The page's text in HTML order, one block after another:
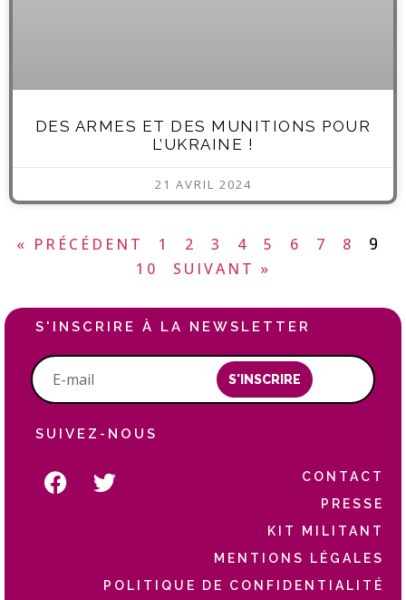
DES ARMES ET DES MUNITIONS POUR
L’UKRAINE !
21 AVRIL 2024
« PRÉCÉDENT 1 2 3 4 5 6 7 8 9
10 SUIVANT »
S'INSCRIRE À LA NEWSLETTER
S'INSCRIRE
SUIVEZ-NOUS
CONTACT
PRESSE
KIT MILITANT
MENTIONS LÉGALES
POLITIQUE DE CONFIDENTIALITÉ